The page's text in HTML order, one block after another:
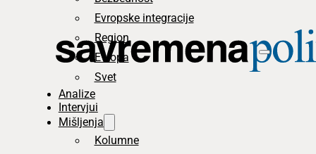
Evropske integracije
Region
Evropa
Svet
Analize
Intervjui
Mišljenja
Kolumne